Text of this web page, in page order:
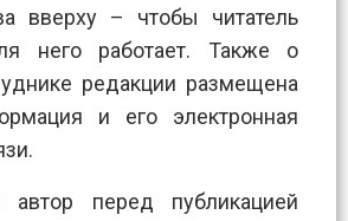
вверху – чтобы читатель
него работает. Также о
редакции размещена
и его электронная
перед публикацией